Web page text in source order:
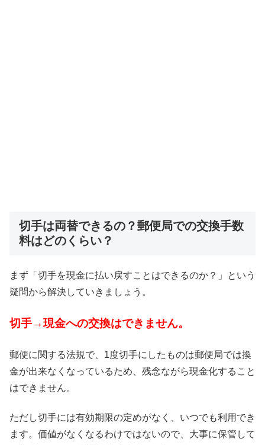
切手は両替できるの？郵便局での交換手数
料はどのくらい？
まず「切手を現金に払い戻すことはできるのか？」という
疑問から解決していきましょう。
切手→現金への交換はできません。
郵便に関する法規で、1度切手にしたものは郵便局では換
金が出来なくなっているため、残念ながら現金化すること
はできません。
ただし切手には有効期限の定めがなく、いつでも利用でき
ます。価値がなくなるわけではないので、大事に保管して